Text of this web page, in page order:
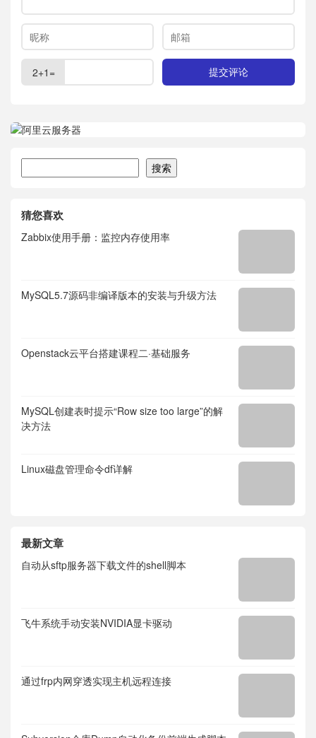
2+1=
搜索
猜您喜欢
Zabbix使用手册：监控内存使用率
MySQL5.7源码非编译版本的安装与升级方法
Openstack云平台搭建课程二·基础服务
MySQL创建表时提示“Row size too large”的解
决方法
Linux磁盘管理命令df详解
最新文章
自动从sftp服务器下载文件的shell脚本
飞牛系统手动安装NVIDIA显卡驱动
通过frp内网穿透实现主机远程连接